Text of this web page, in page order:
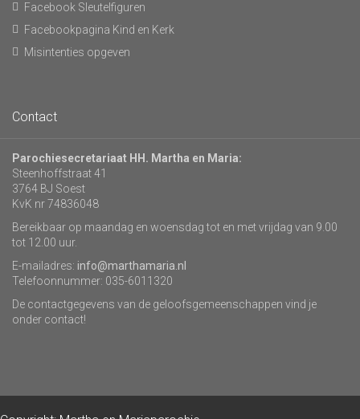
Facebook Sleutelfiguren
Facebookpagina Kind en Kerk
Misintenties opgeven
Contact
Parochiesecretariaat HH. Martha en Maria:
Steenhoffstraat 41
3764 BJ Soest
KvK nr 74836048
Bereikbaar op maandag en woensdag tot en met vrijdag van 9.00
tot 12.00 uur.
E-mailadres: info@marthamaria.nl
Telefoonnummer: 035-6011320
De contactgegevens van de geloofsgemeenschappen vind je
onder contact!